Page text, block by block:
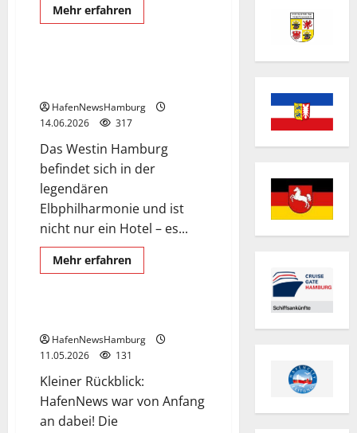
Mehr erfahrenMehr
Informationen
Euro.
Das Westin Hamburg
Elbphilharmonie
HafenNewsHamburg
14.06.2026
317
Das Westin Hamburg
befindet sich in der
legendären
Elbphilharmonie und ist
nicht nur ein Hotel – es...
Mehr erfahrenMehr
Informationen
der
Elbphilharmonie.
Elbphilharmonie
Hafencity
Rückblick
HafenNewsHamburg
11.05.2026
131
Kleiner Rückblick:
HafenNews war von Anfang
an dabei! Die